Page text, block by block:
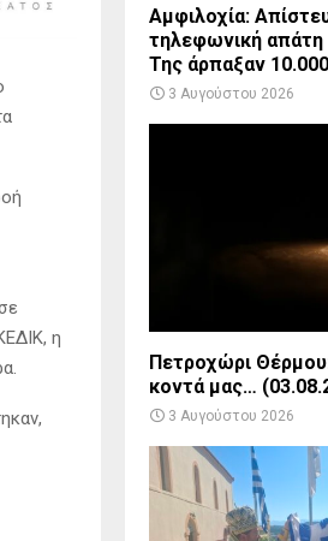
η
Αμφιλοχία:
τηλεφωνική απάτη
Της άρπαξαν
3 Αυγούστου 2026
Πετροχώρι
κοντά μας…
3 Αυγούστου 2026